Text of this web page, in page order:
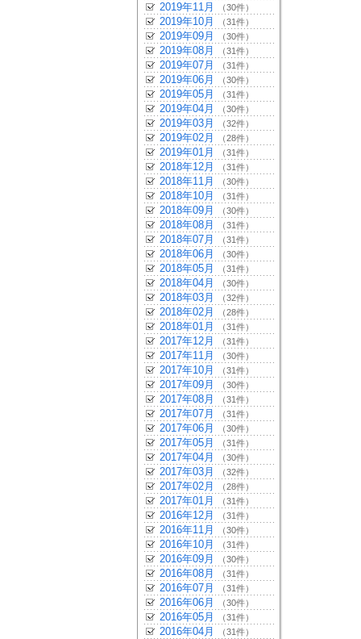
2019年11月 （30件）
2019年10月 （31件）
2019年09月 （30件）
2019年08月 （31件）
2019年07月 （31件）
2019年06月 （30件）
2019年05月 （31件）
2019年04月 （30件）
2019年03月 （32件）
2019年02月 （28件）
2019年01月 （31件）
2018年12月 （31件）
2018年11月 （30件）
2018年10月 （31件）
2018年09月 （30件）
2018年08月 （31件）
2018年07月 （31件）
2018年06月 （30件）
2018年05月 （31件）
2018年04月 （30件）
2018年03月 （32件）
2018年02月 （28件）
2018年01月 （31件）
2017年12月 （31件）
2017年11月 （30件）
2017年10月 （31件）
2017年09月 （30件）
2017年08月 （31件）
2017年07月 （31件）
2017年06月 （30件）
2017年05月 （31件）
2017年04月 （30件）
2017年03月 （32件）
2017年02月 （28件）
2017年01月 （31件）
2016年12月 （31件）
2016年11月 （30件）
2016年10月 （31件）
2016年09月 （30件）
2016年08月 （31件）
2016年07月 （31件）
2016年06月 （30件）
2016年05月 （31件）
2016年04月 （31件）